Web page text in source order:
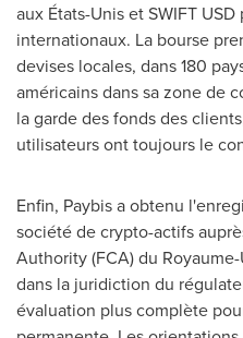
aux États-Unis et SWIFT
internationaux. La bourse
devises locales, dans 180
américains dans sa zone de
la garde des fonds des
utilisateurs ont toujours le
Enfin, Paybis a obtenu
société de crypto-actifs
Authority (FCA) du
dans la juridiction du
évaluation plus complète